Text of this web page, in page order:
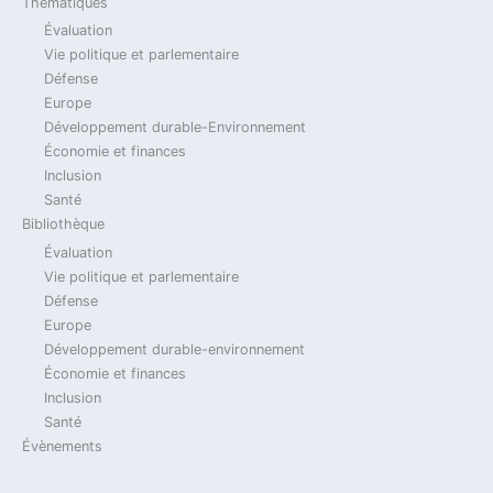
2023 Actualité Billet Du Jour Défense
Loi de Programmation Militaire 2024-2030 &
coopération franco-allemande / Gesetz zur
militärischen Programmierung 2024-2030 &
deutsch-französische Zusammenarbeit
14 novembre 2023
Jean-Marie Dhainaut
Évaluation
Vie politique et parlementaire
Défense
Europe
Développement durable-Environnement
Économie et finances
Inclusion
Santé
Bibliothèque
Évaluation
Vie politique et parlementaire
Défense
Europe
Développement durable-environnement
Économie et finances
Inclusion
Santé
Évènements